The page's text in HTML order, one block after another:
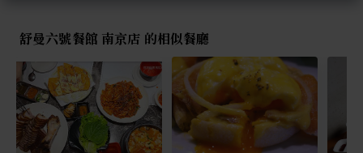
舒曼六號餐館 南京店 的相似餐廳